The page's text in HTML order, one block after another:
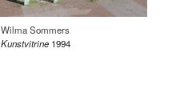
Wilma Sommers
Kunstvitrine 1994